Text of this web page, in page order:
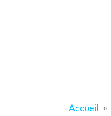
Accueil